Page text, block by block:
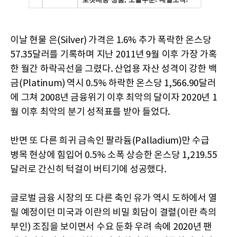
이날 현물 은(Silver) 가격은 1.6% 추가 폭락한 온스당
57.35달러를 기록하며 지난 2011년 9월 이후 가장 가혹
한 월간 하락곡선을 그렸다. 산업용 자산 성격이 강한 백
금(Platinum) 역시 0.5% 하락한 온스당 1,566.90달러
에 그쳐 2008년 금융위기 이후 최악의 달이자 2020년 1
월 이후 최악의 분기 성적표를 받아 들었다.
반면 또 다른 희귀 금속인 팔라듐(Palladium)만 수급
병목 현상에 힘입어 0.5% 소폭 상승한 온스당 1,219.55
달러로 간신히 턱걸이 버티기에 성공했다.
글로벌 금융 시장의 또 다른 축인 유가 역시 도하에서 열
릴 예정이던 미국과 이란의 비밀 회담이 결렬(이란 측의
부인) 조짐을 보이면서 수요 둔화 우려 속에 2020년 팬